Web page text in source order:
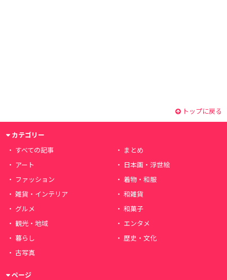
トップに戻る
カテゴリー
すべての記事
まとめ
アート
日本画・浮世絵
ファッション
着物・和服
雑貨・インテリア
和雑貨
グルメ
和菓子
観光・地域
エンタメ
暮らし
歴史・文化
古写真
ページ